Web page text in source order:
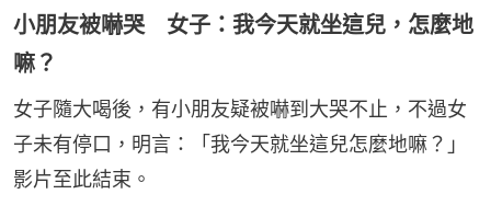
小朋友被嚇哭 女子：我今天就坐這兒，怎麼地
嘛？
女子隨大喝後，有小朋友疑被嚇到大哭不止，不過女
子未有停口，明言：「我今天就坐這兒怎麼地嘛？」
影片至此結束。